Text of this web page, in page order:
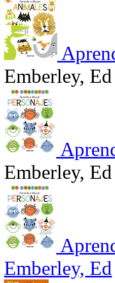
Emberley, Ed
Emberley, Ed
Emberley, Ed